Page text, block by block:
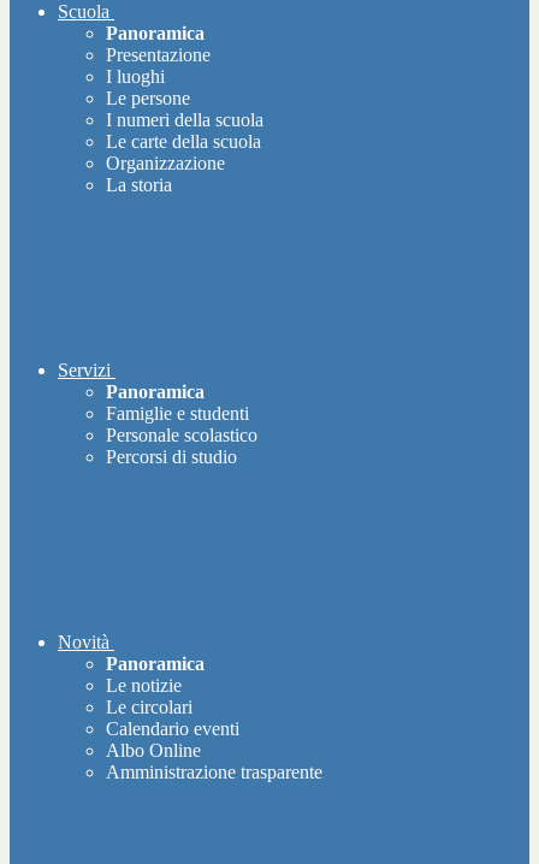
Scuola
Panoramica
Presentazione
I luoghi
Le persone
I numeri della scuola
Le carte della scuola
Organizzazione
La storia
Servizi
Panoramica
Famiglie e studenti
Personale scolastico
Percorsi di studio
Novità
Panoramica
Le notizie
Le circolari
Calendario eventi
Albo Online
Amministrazione trasparente